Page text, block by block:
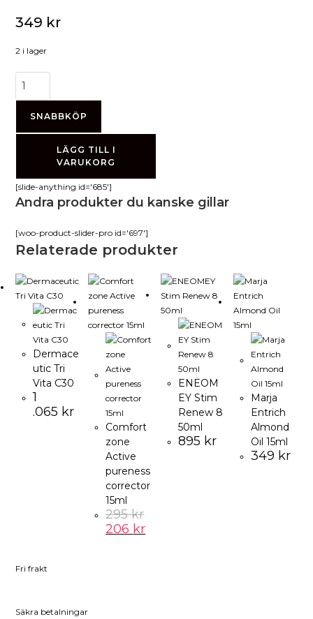
349 kr
2 i lager
Marja
Entrich
Wheat
Germ
mängd
SNABBKÖP
LÄGG TILL I
VARUKORG
[slide-anything id='685']
Andra produkter du kanske gillar
[woo-product-slider-pro id='697']
Relaterade produkter
Dermace
utic Tri
Vita C30
1
.065 kr
Comfort
zone
Active
pureness
corrector
15ml
295kr
Det
ursprungliga
206 krDet
nuvarande
ENEOM
EY Stim
Renew 8
50ml
895 kr
Marja
Entrich
Almond
Oil 15ml
349 kr
Fri frakt
Säkra betalningar